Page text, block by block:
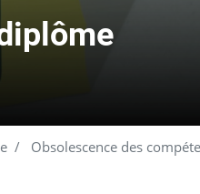
Obsolescence des